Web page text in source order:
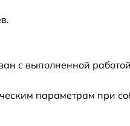
с выполненной
параметрам при